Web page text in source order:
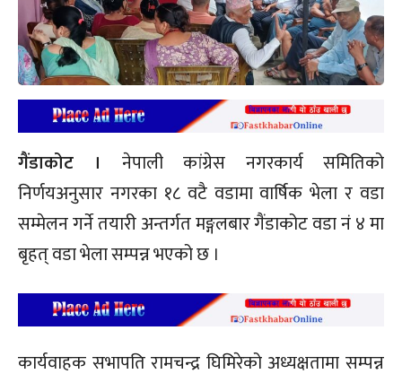
गैंडाकोट ।
नेपाली कांग्रेस नगरकार्य समितिको
निर्णयअनुसार नगरका १८ वटै वडामा वार्षिक भेला र वडा
सम्मेलन गर्ने तयारी अन्तर्गत मङ्गलबार गैंडाकोट वडा नं ४ मा
बृहत् वडा भेला सम्पन्न भएको छ ।
कार्यवाहक सभापति रामचन्द्र घिमिरेको अध्यक्षतामा सम्पन्न